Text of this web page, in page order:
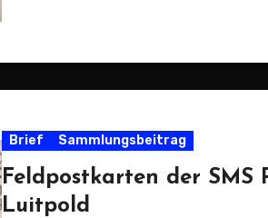
Brief Sammlungsbeitrag
Feldpostkarten der SMS
Luitpold